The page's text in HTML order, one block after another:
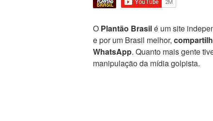
O Plantão Brasilé um site
e por um Brasil melhor,
WhatsApp. Quanto mais gente
manipulação da mídia golpista.